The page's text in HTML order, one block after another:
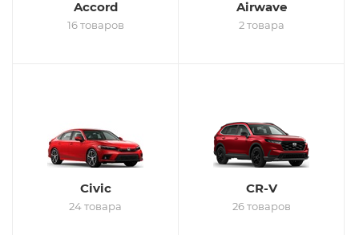
Accord
16 товаров
Airwave
2 товара
Civic
24 товара
CR-V
26 товаров